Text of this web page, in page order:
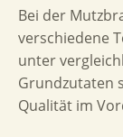
Bei der
verschiedene
unter
Grundzutaten
Qualität im